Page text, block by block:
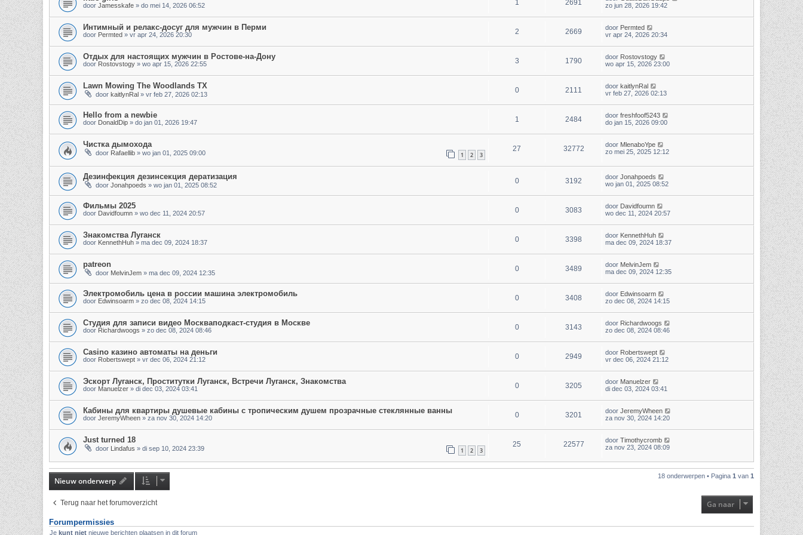
door Jamesskafe » do mei 14, 2026 06:52 1 2691
zo jun 28, 2026 19:42
Интимный и релакс-досуг для мужчин в Перми
door Permted » vr apr 24, 2026 20:30 2 2669 door Permted
vr apr 24, 2026 20:34
Отдых для настоящих мужчин в Ростове-на-Дону
door Rostovstogy » wo apr 15, 2026 22:55 3 1790 door Rostovstogy
wo apr 15, 2026 23:00
Lawn Mowing The Woodlands TX
door kaitlynRal » vr feb 27, 2026 02:13 0 2111 door kaitlynRal
vr feb 27, 2026 02:13
Hello from a newbie
door DonaldDip » do jan 01, 2026 19:47 1 2484 door freshfoof5243
do jan 15, 2026 09:00
Чистка дымохода
door Rafaellib » wo jan 01, 2025 09:00 1 2 3
27 32772 door MlenaboYpe
zo mei 25, 2025 12:12
Дезинфекция дезинсекция дератизация
door Jonahpoeds » wo jan 01, 2025 08:52 0 3192 door Jonahpoeds
wo jan 01, 2025 08:52
Фильмы 2025
door Davidfoumn » wo dec 11, 2024 20:57 0 3083 door Davidfoumn
wo dec 11, 2024 20:57
Знакомства Луганск
door KennethHuh » ma dec 09, 2024 18:37 0 3398 door KennethHuh
ma dec 09, 2024 18:37
patreon
door MelvinJem » ma dec 09, 2024 12:35 0 3489 door MelvinJem
ma dec 09, 2024 12:35
Электромобиль цена в россии машина электромобиль
door Edwinsoarm » zo dec 08, 2024 14:15 0 3408 door Edwinsoarm
zo dec 08, 2024 14:15
Студия для записи видео Москваподкаст-студия в Москве
door Richardwoogs » zo dec 08, 2024 08:46 0 3143 door Richardwoogs
zo dec 08, 2024 08:46
Casino казино автоматы на деньги
door Robertswept » vr dec 06, 2024 21:12 0 2949 door Robertswept
vr dec 06, 2024 21:12
Эскорт Луганск, Проститутки Луганск, Встречи Луганск, Знакомства
door Manuelzer » di dec 03, 2024 03:41 0 3205 door Manuelzer
di dec 03, 2024 03:41
Кабины для квартиры душевые кабины с тропическим душем прозрачные стеклянные ванны
door JeremyWheen » za nov 30, 2024 14:20 0 3201 door JeremyWheen
za nov 30, 2024 14:20
Just turned 18
door Lindafus » di sep 10, 2024 23:39 1 2 3
25 22577 door Timothycromb
za nov 23, 2024 08:09
Nieuw onderwerp 18 onderwerpen • Pagina 1 van 1
Terug naar het forumoverzicht Ga naar
Forumpermissies
Je kunt niet nieuwe berichten plaatsen in dit forum